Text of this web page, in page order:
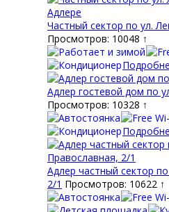
Частный сектор по ул.
Просмотров: 10048 ↑
Адлер гостевой дом по
Просмотров: 10328 ↑
Адлер частный сектор
2/1 Просмотров: 10622 ↑